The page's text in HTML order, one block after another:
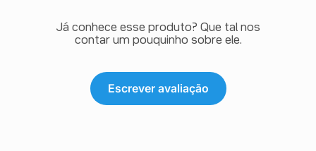
Já conhece esse produto? Que tal nos
contar um pouquinho sobre ele.
Escrever avaliação